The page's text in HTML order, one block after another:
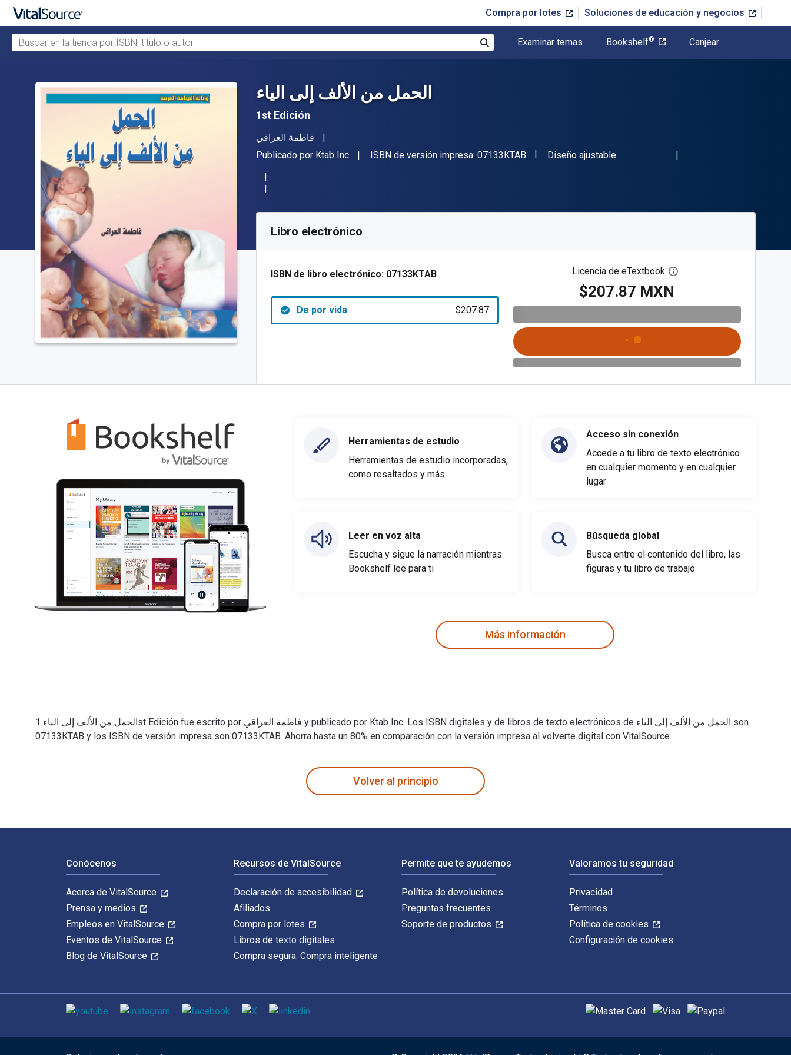
Compra por lotes Soluciones de educación y negocios
Buscar en la tienda por ISBN, título o autor
Examinar temas Bookshelf® Canjear
الحمل من الألف إلى الياء
1st Edición
Autor(es)
فاطمة العراقي
Editor
Publicado por Ktab Inc ISBN de versión impresa: 07133KTAB "ISBN-13 07133KTAB"
Formato
Diseño ajustable
SKU:
Libro electrónico
ISBN de libro electrónico: 07133KTAB
De por vida $207.87
Licencia de eTextbook Abre el cuadro de diálogo
$207.87 MXN
Herramientas de estudio
Herramientas de estudio incorporadas,
como resaltados y más
Leer en voz alta
Escucha y sigue la narración mientras
Bookshelf lee para ti
Acceso sin conexión
Accede a tu libro de texto electrónico
en cualquier momento y en cualquier
lugar
Búsqueda global
Busca entre el contenido del libro, las
figuras y tu libro de trabajo
Más información
الحمل من الألف إلى الياء 1st Edición fue escrito por فاطمة العراقي y publicado por Ktab Inc. Los ISBN digitales y de libros de texto electrónicos de الحمل من الألف إلى الياء son
07133KTAB y los ISBN de versión impresa son 07133KTAB. Ahorra hasta un 80% en comparación con la versión impresa al volverte digital con VitalSource.
Volver al principio
Conócenos
Acerca de VitalSource
Prensa y medios
Empleos en VitalSource
Eventos de VitalSource
Blog de VitalSource
Recursos de VitalSource
Declaración de accesibilidad
Afiliados
Compra por lotes
Libros de texto digitales
Compra segura. Compra inteligente
Permite que te ayudemos
Política de devoluciones
Preguntas frecuentes
Soporte de productos
Valoramos tu seguridad
Privacidad
Términos
Política de cookies
Configuración de cookies
Medios de comunicación social Métodos de pago admitidos